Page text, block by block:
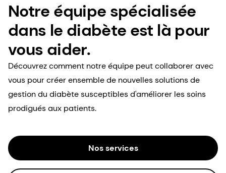
Notre équipe spécialisée
dans le diabète est là pour
vous aider.
Découvrez comment notre équipe peut collaborer avec
vous pour créer ensemble de nouvelles solutions de
gestion du diabète susceptibles d'améliorer les soins
prodigués aux patients.
Nos services